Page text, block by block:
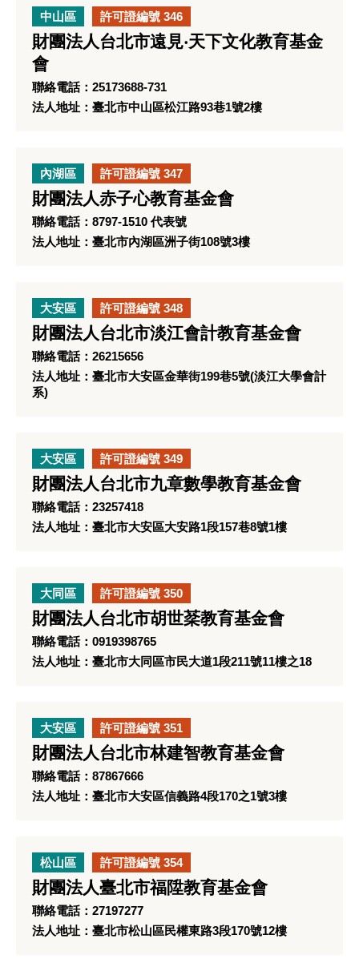
中山區 許可證編號 346
財團法人台北市遠見‧天下文化教育基金
會
聯絡電話：25173688-731
法人地址：臺北市中山區松江路93巷1號2樓
內湖區 許可證編號 347
財團法人赤子心教育基金會
聯絡電話：8797-1510 代表號
法人地址：臺北市內湖區洲子街108號3樓
大安區 許可證編號 348
財團法人台北市淡江會計教育基金會
聯絡電話：26215656
法人地址：臺北市大安區金華街199巷5號(淡江大學會計
系)
大安區 許可證編號 349
財團法人台北市九章數學教育基金會
聯絡電話：23257418
法人地址：臺北市大安區大安路1段157巷8號1樓
大同區 許可證編號 350
財團法人台北市胡世棻教育基金會
聯絡電話：0919398765
法人地址：臺北市大同區市民大道1段211號11樓之18
大安區 許可證編號 351
財團法人台北市林建智教育基金會
聯絡電話：87867666
法人地址：臺北市大安區信義路4段170之1號3樓
松山區 許可證編號 354
財團法人臺北市福陞教育基金會
聯絡電話：27197277
法人地址：臺北市松山區民權東路3段170號12樓